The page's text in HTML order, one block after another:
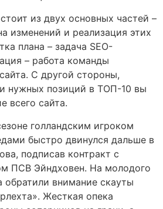
из двух основных частей –
изменений и реализация этих
плана – задача SEO-
– работа команды
С другой стороны,
нужных позиций в ТОП-10 вы
всего сайта.
голландским игроком
быстро двинулся дальше в
подписав контракт с
ПСВ Эйндховен. На молодого
обратили внимание скауты
Жесткая опека